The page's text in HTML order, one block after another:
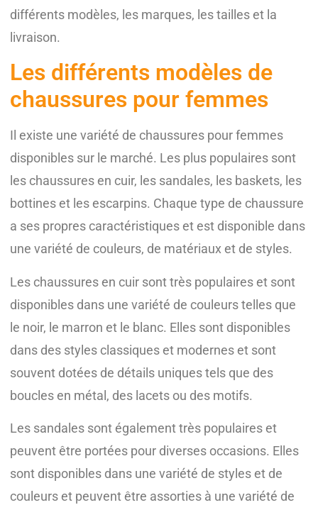
différents modèles, les marques, les tailles et la
livraison.
Les différents modèles de
chaussures pour femmes
Il existe une variété de chaussures pour femmes
disponibles sur le marché. Les plus populaires sont
les chaussures en cuir, les sandales, les baskets, les
bottines et les escarpins. Chaque type de chaussure
a ses propres caractéristiques et est disponible dans
une variété de couleurs, de matériaux et de styles.
Les chaussures en cuir sont très populaires et sont
disponibles dans une variété de couleurs telles que
le noir, le marron et le blanc. Elles sont disponibles
dans des styles classiques et modernes et sont
souvent dotées de détails uniques tels que des
boucles en métal, des lacets ou des motifs.
Les sandales sont également très populaires et
peuvent être portées pour diverses occasions. Elles
sont disponibles dans une variété de styles et de
couleurs et peuvent être assorties à une variété de